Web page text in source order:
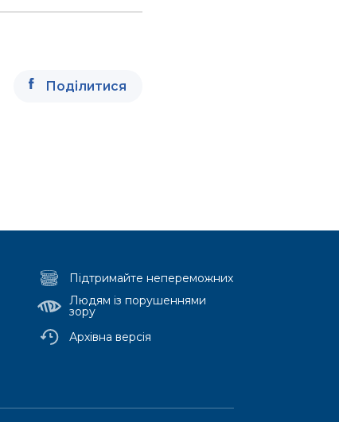
Поділитися
Підтримайте непереможних
Людям із порушеннями
зору
Архівна версія